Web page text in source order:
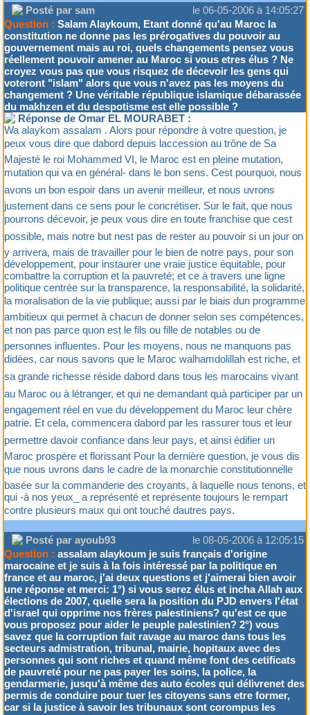
Posté par sam
le 06-05-2006 à 14:05:27
Question : Salam Alaykoum, Etant donné qu'au Maroc la
constitution ne donne pas les prérogatives du pouvoir au
gouvernement mais au roi, quels changements pensez vous
réellement pouvoir amener au Maroc si vous etres élus ? Ne
croyez vous pas que vous risquez de décevoir les gens qui
voteront "islam" alors que vous n'avez pas les moyens du
changement ? Une véritable république islamique débarassée
du makhzen et du despotisme est elle possible ?
Réponse de Omar EL MOURABET :
Wa alaykom assalam . Alors pour répondre à votre question, je
peux vous dire que dabord depuis laccession au trône de Sa
Majesté le roi Mohammed VI, le Maroc est en pleine mutation,
mutation qui va en général- dans le bon sens. Cest pourquoi, nous
avons un bon espoir dans un avenir meilleur, et nous uvrons
justement dans ce sens pour le concrétiser. Sur le fait, que nous
pourrons décevoir, je peux vous dire en toute franchise que cest
possible, mais notre but nest pas de rester au pouvoir si un jour on
y arrivera, mais de travailler pour le bien de notre pays, pour son
développement, pour instaurer une vraie justice équitable, pour
combattre la corruption et la pauvreté; et ce à travers une ligne
politique centrée sur la transparence, la responsabilité, la solidarité,
la moralisation de la vie publique; aussi par le biais dun programme
ambitieux qui permet à chacun de donner selon ses compétences,
et non pas parce quon est le fils ou fille de notables ou de
personnes influentes. Pour les moyens, nous ne manquons pas
didées, car nous savons que le Maroc walhamdolillah est riche, et
sa grande richesse réside dabord dans tous les marocains vivant
au Maroc ou à létranger, et qui ne demandant quà participer par un
engagement réel en vue du développement du Maroc leur chère
patrie. Et cela, commencera dabord par les rassurer tous et leur
permettre davoir confiance dans leur pays, et ainsi édifier un
Maroc prospère et florissant Pour la dernière question, je vous dis
que nous uvrons dans le cadre de la monarchie constitutionnelle
basée sur la commanderie des croyants, à laquelle nous tenons, et
qui -à nos yeux_ a représenté et représente toujours le rempart
contre plusieurs maux qui ont touché dautres pays.
Posté par ayoub93
le 08-05-2006 à 12:05:15
Question : assalam alaykoum je suis français d'origine
marocaine et je suis à la fois intéressé par la politique en
france et au maroc, j'ai deux questions et j'aimerai bien avoir
une réponse et merci: 1°) si vous serez élus et incha Allah aux
élections de 2007, quelle sera la position du PJD envers l'état
d'israel qui opprime nos frères palestiniens? qu'est ce que
vous proposez pour aider le peuple palestinien? 2°) vous
savez que la corruption fait ravage au maroc dans tous les
secteurs admistration, tribunal, mairie, hopitaux avec des
personnes qui sont riches et quand même font des cetificats
de pauvreté pour ne pas payer les soins, la police, la
gendarmerie, jusqu'à même des auto écoles qui délivrenet des
permis de conduire pour tuer les citoyens sans etre former,
car si la justice à savoir les tribunaux sont corompus les